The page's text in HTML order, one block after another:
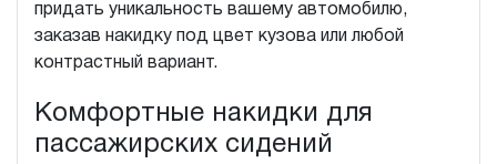
придать уникальность вашему автомобилю,
заказав накидку под цвет кузова или любой
контрастный вариант.
Комфортные накидки для
пассажирских сидений